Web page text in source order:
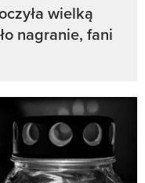
wielką
nagranie, fani